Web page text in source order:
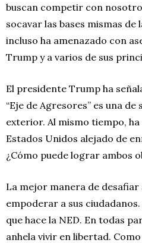
buscan competir con
socavar las bases mismas
incluso ha amenazado con
Trump y a varios de sus
El presidente Trump ha
“Eje de Agresores” es una
exterior. Al mismo tiempo,
Estados Unidos alejado de
¿Cómo puede lograr ambos
La mejor manera de desafiar
empoderar a sus
que hace la NED. En todas
anhela vivir en libertad.